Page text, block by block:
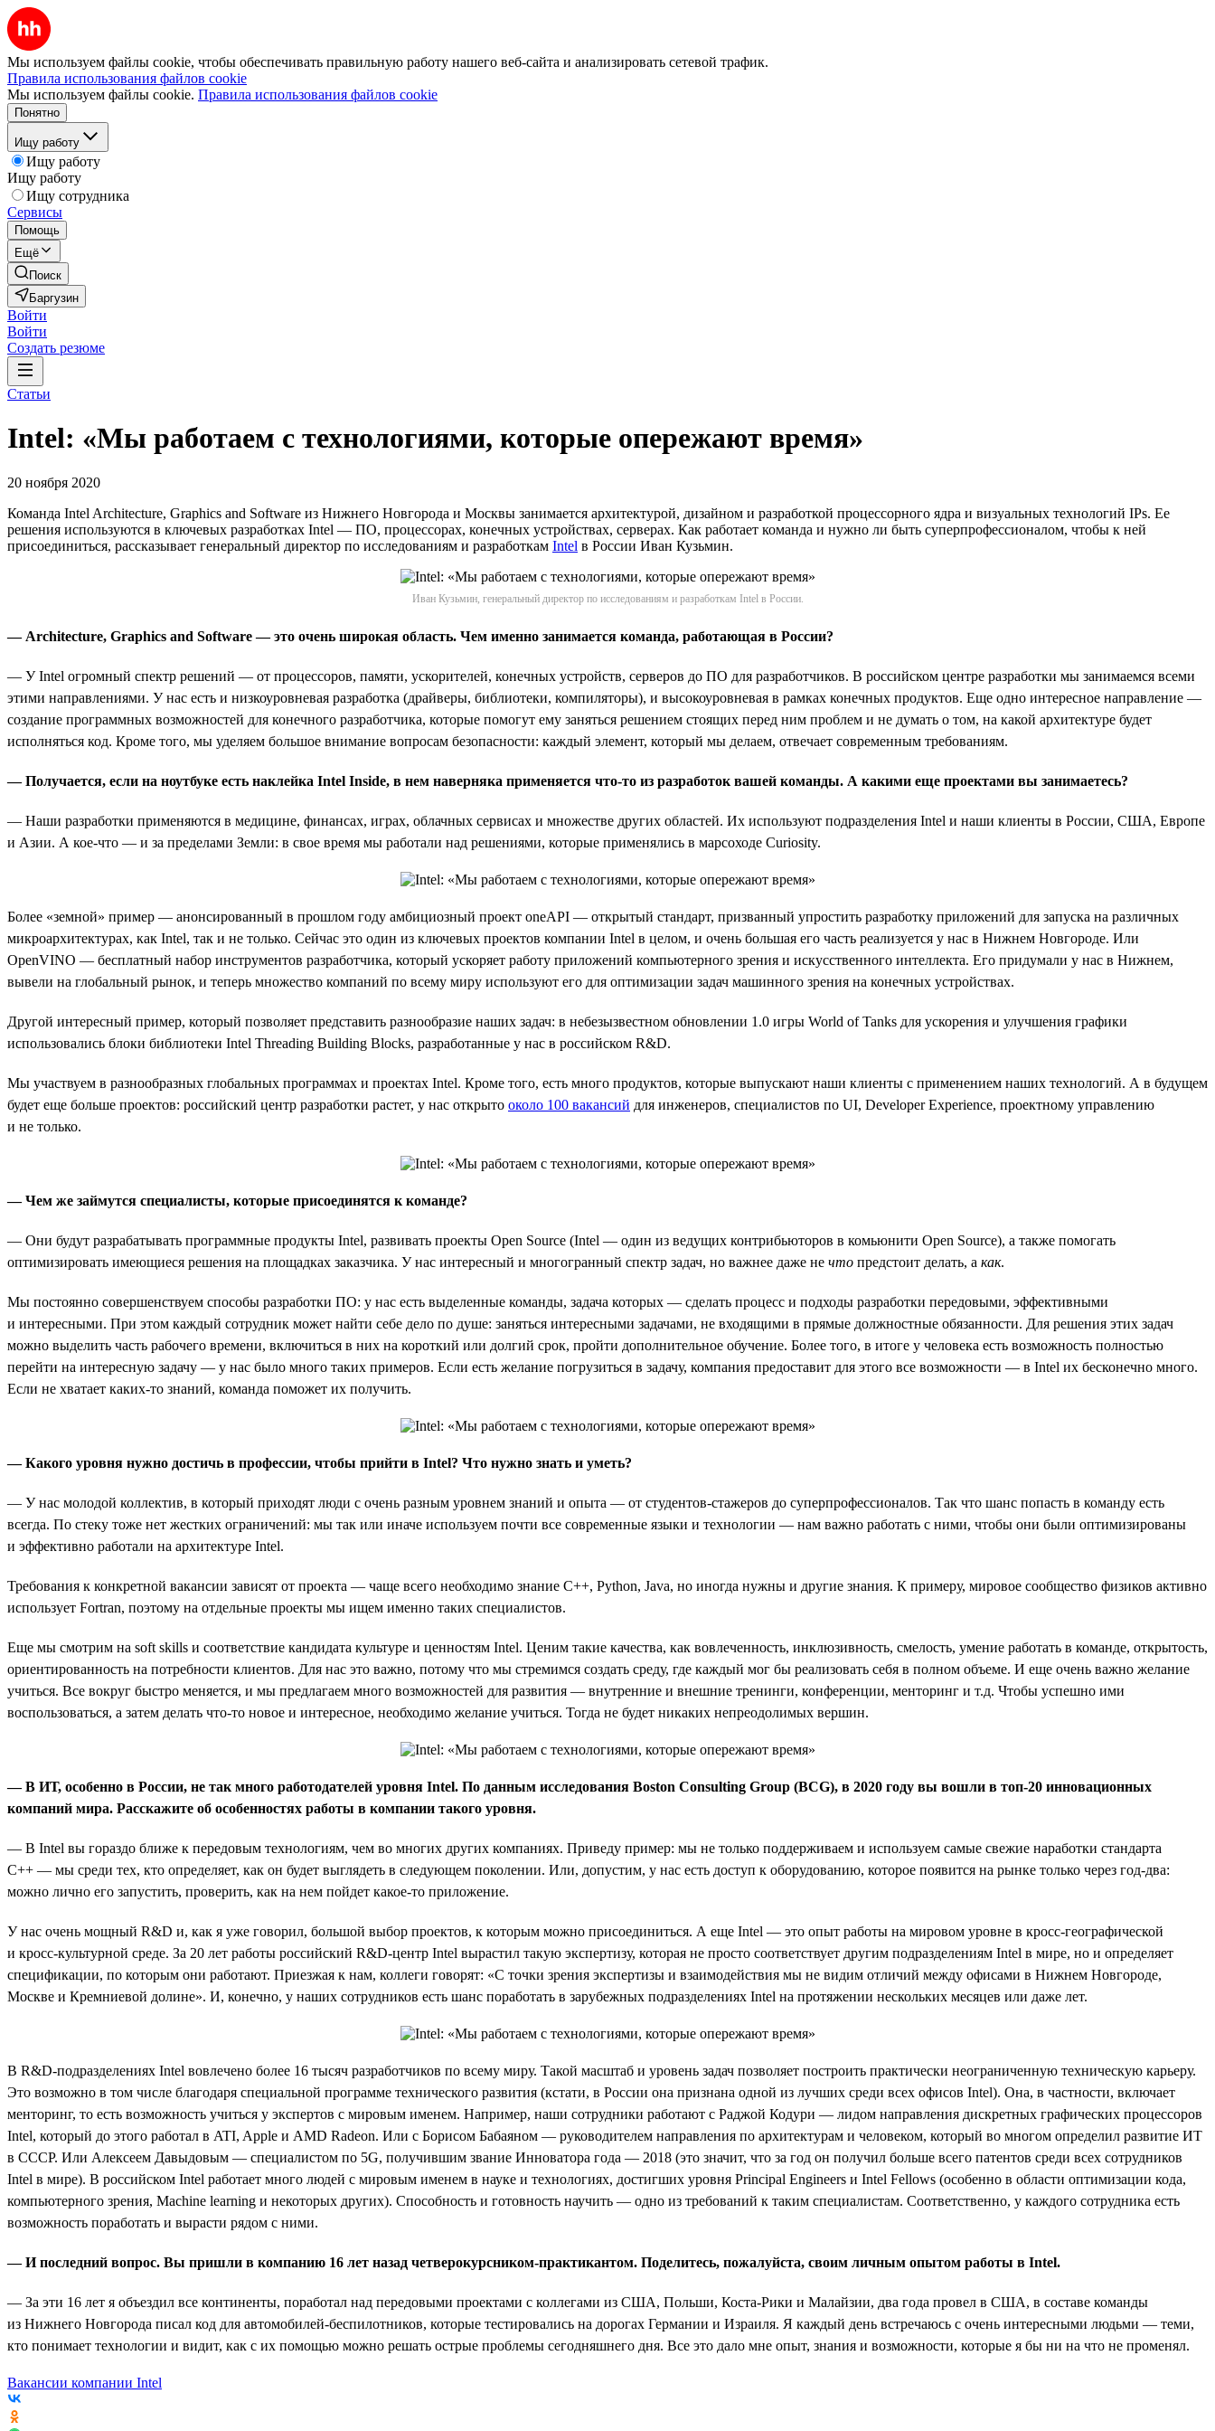
Мы используем файлы cookie, чтобы обеспечивать правильную работу нашего веб-сайта и анализировать сетевой трафик.
Правила использования файлов cookie
Мы используем файлы cookie. Правила использования файлов cookie
Понятно
Ищу работу
Ищу работу
Ищу работу
Ищу сотрудника
Сервисы
Помощь
Ещё
Поиск
Баргузин
Войти
Войти
Создать резюме
Статьи
Intel: «Мы работаем с технологиями, которые опережают время»
20 ноября 2020
Команда Intel Architecture, Graphics and Software из Нижнего Новгорода и Москвы занимается архитектурой, дизайном и разработкой процессорного ядра и визуальных технологий IPs. Ее
решения используются в ключевых разработках Intel — ПО, процессорах, конечных устройствах, серверах. Как работает команда и нужно ли быть суперпрофессионалом, чтобы к ней
присоединиться, рассказывает генеральный директор по исследованиям и разработкам Intel в России Иван Кузьмин.
Иван Кузьмин, генеральный директор по исследованиям и разработкам Intel в России.
— Architecture, Graphics and Software —это очень широкая область. Чем именно занимается команда, работающая в России?
— У Intel огромный спектр решений — от процессоров, памяти, ускорителей, конечных устройств, серверов до ПО для разработчиков. В российском центре разработки мы занимаемся всеми
этими направлениями. У нас есть и низкоуровневая разработка (драйверы, библиотеки, компиляторы), и высокоуровневая в рамках конечных продуктов. Еще одно интересное направление —
создание программных возможностей для конечного разработчика, которые помогут ему заняться решением стоящих перед ним проблем и не думать о том, на какой архитектуре будет
исполняться код. Кроме того, мы уделяем большое внимание вопросам безопасности: каждый элемент, который мы делаем, отвечает современным требованиям.
— Получается, если на ноутбуке есть наклейка Intel Inside, в нем наверняка применяется что-то из разработок вашей команды. А какими еще проектами вы занимаетесь?
— Наши разработки применяются в медицине, финансах, играх, облачных сервисах и множестве других областей. Их используют подразделения Intel и наши клиенты в России, США, Европе
и Азии. А кое-что — и за пределами Земли: в свое время мы работали над решениями, которые применялись в марсоходе Curiosity.
Более «земной» пример — анонсированный в прошлом году амбициозный проект oneAPI — открытый стандарт, призванный упростить разработку приложений для запуска на различных
микроархитектурах, как Intel, так и не только. Сейчас это один из ключевых проектов компании Intel в целом, и очень большая его часть реализуется у нас в Нижнем Новгороде. Или
OpenVINO — бесплатный набор инструментов разработчика, который ускоряет работу приложений компьютерного зрения и искусственного интеллекта. Его придумали у нас в Нижнем,
вывели на глобальный рынок, и теперь множество компаний по всему миру используют его для оптимизации задач машинного зрения на конечных устройствах.
Другой интересный пример, который позволяет представить разнообразие наших задач: в небезызвестном обновлении 1.0 игры World of Tanks для ускорения и улучшения графики
использовались блоки библиотеки Intel Threading Building Blocks, разработанные у нас в российском R&D.
Мы участвуем в разнообразных глобальных программах и проектах Intel. Кроме того, есть много продуктов, которые выпускают наши клиенты с применением наших технологий. А в будущем
будет еще больше проектов: российский центр разработки растет, у нас открыто около 100 вакансий для инженеров, специалистов по UI, Developer Experience, проектному управлению
и не только.
— Чем же займутся специалисты, которые присоединятся к команде?
— Они будут разрабатывать программные продукты Intel, развивать проекты Open Source (Intel — один из ведущих контрибьюторов в комьюнити Open Source), а также помогать
оптимизировать имеющиеся решения на площадках заказчика. У нас интересный и многогранный спектр задач, но важнее даже не что предстоит делать, а как.
Мы постоянно совершенствуем способы разработки ПО: у нас есть выделенные команды, задача которых — сделать процесс и подходы разработки передовыми, эффективными
и интересными. При этом каждый сотрудник может найти себе дело по душе: заняться интересными задачами, не входящими в прямые должностные обязанности. Для решения этих задач
можно выделить часть рабочего времени, включиться в них на короткий или долгий срок, пройти дополнительное обучение. Более того, в итоге у человека есть возможность полностью
перейти на интересную задачу — у нас было много таких примеров. Если есть желание погрузиться в задачу, компания предоставит для этого все возможности — в Intel их бесконечно много.
Если не хватает каких-то знаний, команда поможет их получить.
— Какого уровня нужно достичь в профессии, чтобы прийти в Intel? Что нужно знать и уметь?
— У нас молодой коллектив, в который приходят люди с очень разным уровнем знаний и опыта — от студентов-стажеров до суперпрофессионалов. Так что шанс попасть в команду есть
всегда. По стеку тоже нет жестких ограничений: мы так или иначе используем почти все современные языки и технологии — нам важно работать с ними, чтобы они были оптимизированы
и эффективно работали на архитектуре Intel.
Требования к конкретной вакансии зависят от проекта — чаще всего необходимо знание С++, Python, Java, но иногда нужны и другие знания. К примеру, мировое сообщество физиков активно
использует Fortran, поэтому на отдельные проекты мы ищем именно таких специалистов.
Еще мы смотрим на soft skills и соответствие кандидата культуре и ценностям Intel. Ценим такие качества, как вовлеченность, инклюзивность, смелость, умение работать в команде, открытость,
ориентированность на потребности клиентов. Для нас это важно, потому что мы стремимся создать среду, где каждый мог бы реализовать себя в полном объеме. И еще очень важно желание
учиться. Все вокруг быстро меняется, и мы предлагаем много возможностей для развития — внутренние и внешние тренинги, конференции, менторинг и т.д. Чтобы успешно ими
воспользоваться, а затем делать что-то новое и интересное, необходимо желание учиться. Тогда не будет никаких непреодолимых вершин.
— В ИТ, особенно в России, не так много работодателей уровня Intel. По данным исследования Boston Consulting Group (BCG), в 2020 году вы вошли в топ-20 инновационных
компаний мира. Расскажите об особенностях работы в компании такого уровня.
— В Intel вы гораздо ближе к передовым технологиям, чем во многих других компаниях. Приведу пример: мы не только поддерживаем и используем самые свежие наработки стандарта
С++ — мы среди тех, кто определяет, как он будет выглядеть в следующем поколении. Или, допустим, у нас есть доступ к оборудованию, которое появится на рынке только через год-два:
можно лично его запустить, проверить, как на нем пойдет какое-то приложение.
У нас очень мощный R&D и, как я уже говорил, большой выбор проектов, к которым можно присоединиться. А еще Intel — это опыт работы на мировом уровне в кросс-географической
и кросс-культурной среде. За 20 лет работы российский R&D-центр Intel вырастил такую экспертизу, которая не просто соответствует другим подразделениям Intel в мире, но и определяет
спецификации, по которым они работают. Приезжая к нам, коллеги говорят: «С точки зрения экспертизы и взаимодействия мы не видим отличий между офисами в Нижнем Новгороде,
Москве и Кремниевой долине». И, конечно, у наших сотрудников есть шанс поработать в зарубежных подразделениях Intel на протяжении нескольких месяцев или даже лет.
В R&D-подразделениях Intel вовлечено более 16 тысяч разработчиков по всему миру. Такой масштаб и уровень задач позволяет построить практически неограниченную техническую карьеру.
Это возможно в том числе благодаря специальной программе технического развития (кстати, в России она признана одной из лучших среди всех офисов Intel). Она, в частности, включает
менторинг, то есть возможность учиться у экспертов с мировым именем. Например, наши сотрудники работают с Раджой Кодури — лидом направления дискретных графических процессоров
Intel, который до этого работал в ATI, Apple и AMD Radeon. Или с Борисом Бабаяном — руководителем направления по архитектурам и человеком, который во многом определил развитие ИТ
в СССР. Или Алексеем Давыдовым — специалистом по 5G, получившим звание Инноватора года — 2018 (это значит, что за год он получил больше всего патентов среди всех сотрудников
Intel в мире). В российском Intel работает много людей с мировым именем в науке и технологиях, достигших уровня Principal Engineers и Intel Fellows (особенно в области оптимизации кода,
компьютерного зрения, Machine learning и некоторых других). Способность и готовность научить — одно из требований к таким специалистам. Соответственно, у каждого сотрудника есть
возможность поработать и вырасти рядом с ними.
— И последний вопрос. Вы пришли в компанию 16 лет назад четверокурсником-практикантом. Поделитесь, пожалуйста, своим личным опытом работы в Intel.
— За эти 16 лет я объездил все континенты, поработал над передовыми проектами с коллегами из США, Польши, Коста-Рики и Малайзии, два года провел в США, в составе команды
из Нижнего Новгорода писал код для автомобилей-беспилотников, которые тестировались на дорогах Германии и Израиля. Я каждый день встречаюсь с очень интересными людьми — теми,
кто понимает технологии и видит, как с их помощью можно решать острые проблемы сегодняшнего дня. Все это дало мне опыт, знания и возможности, которые я бы ни на что не променял.
Вакансии компании Intel